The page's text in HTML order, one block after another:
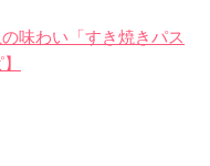
味わい「すき焼きパス